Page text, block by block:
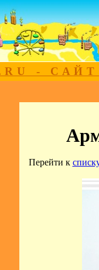
-
Перейти к